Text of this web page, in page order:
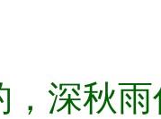
，深秋